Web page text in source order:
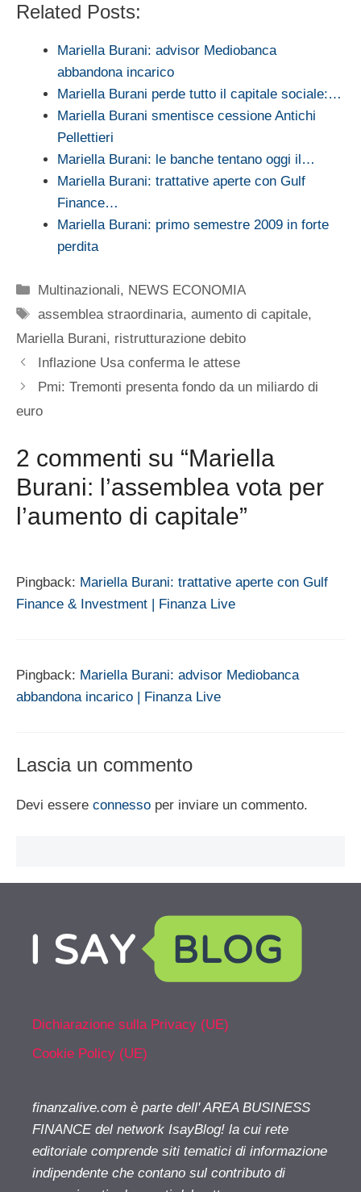
Related Posts:
Mariella Burani: advisor Mediobanca
abbandona incarico
Mariella Burani perde tutto il capitale sociale:…
Mariella Burani smentisce cessione Antichi
Pellettieri
Mariella Burani: le banche tentano oggi il…
Mariella Burani: trattative aperte con Gulf
Finance…
Mariella Burani: primo semestre 2009 in forte
perdita
Categorie
Multinazionali, NEWS ECONOMIA
Tag
assemblea straordinaria,aumento di capitale,
Mariella Burani, ristrutturazione debito
Inflazione Usa conferma le attese
Pmi: Tremonti presenta fondo da un miliardo di
euro
2 commenti su “Mariella
Burani: l’assemblea vota per
l’aumento di capitale”
Pingback: Mariella Burani: trattative aperte con Gulf
Finance & Investment | Finanza Live
Pingback: Mariella Burani: advisor Mediobanca
abbandona incarico | Finanza Live
Lascia un commento
Devi essere connesso per inviare un commento.
Dichiarazione sulla Privacy (UE)
Cookie Policy (UE)
finanzalive.com è parte dell' AREA BUSINESS
FINANCE del network IsayBlog! la cui rete
editoriale comprende siti tematici di informazione
indipendente che contano sul contributo di